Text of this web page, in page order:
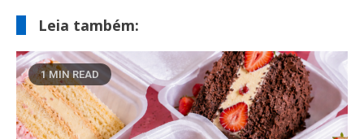
Leia também:
1 MIN READ